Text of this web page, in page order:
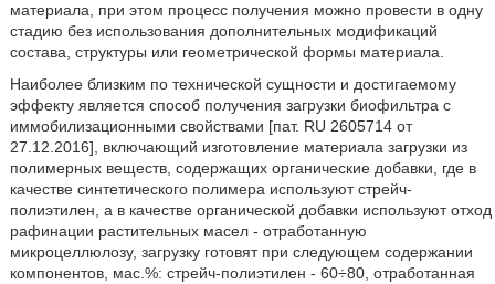
материала, при этом процесс получения можно провести в одну
стадию без использования дополнительных модификаций
состава, структуры или геометрической формы материала.
Наиболее близким по технической сущности и достигаемому
эффекту является способ получения загрузки биофильтра с
иммобилизационными свойствами [пат. RU 2605714 от
27.12.2016], включающий изготовление материала загрузки из
полимерных веществ, содержащих органические добавки, где в
качестве синтетического полимера используют стрейч-
полиэтилен, а в качестве органической добавки используют отход
рафинации растительных масел - отработанную
микроцеллюлозу, загрузку готовят при следующем содержании
компонентов, мас.%: стрейч-полиэтилен - 60÷80, отработанная